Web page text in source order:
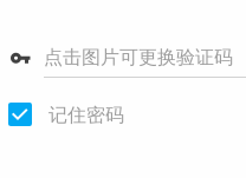
点击图片可更换验证码
记住密码